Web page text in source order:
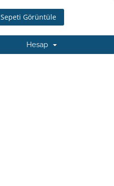
Sepeti Görüntüle
Hesap